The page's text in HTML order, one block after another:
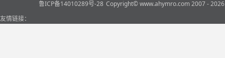
鲁ICP备14010289号-28 Copyright© www.ahymro.com 2007 - 2026
友情链接：